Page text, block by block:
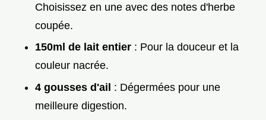
Choisissez en une avec des notes d'herbe
coupée.
150ml de lait entier : Pour la douceur et la
couleur nacrée.
4 gousses d'ail : Dégermées pour une
meilleure digestion.